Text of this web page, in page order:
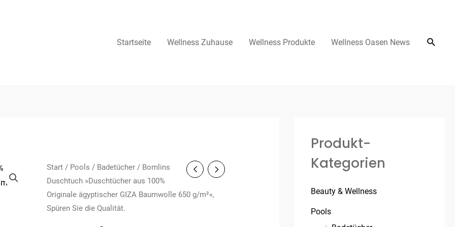
Startseite Wellness Zuhause Wellness Produkte Wellness Oasen News
Start/ Pools / Badetücher/ Bomlins
Duschtuch »Duschtücher aus 100%
Originale ägyptischer GIZA Baumwolle 650 g/m²«,
Spüren Sie die Qualität.
Produkt-
Kategorien
Beauty & Wellness
Pools